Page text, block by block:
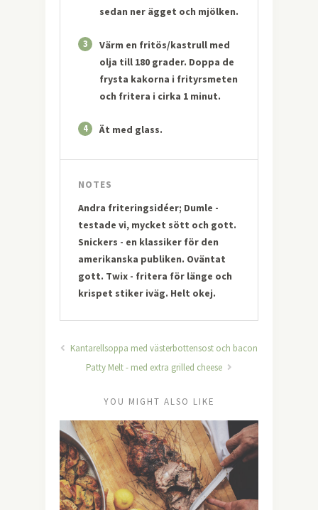
sedan ner ägget och mjölken.
3
Värm en fritös/kastrull med
olja till 180 grader. Doppa de
frysta kakorna i frityrsmeten
och fritera i cirka 1 minut.
4 Ät med glass.
NOTES
Andra friteringsidéer; Dumle -
testade vi, mycket sött och gott.
Snickers - en klassiker för den
amerikanska publiken. Oväntat
gott. Twix - fritera för länge och
krispet stiker iväg. Helt okej.
Kantarellsoppa med västerbottensost och bacon
Patty Melt - med extra grilled cheese
YOU MIGHT ALSO LIKE